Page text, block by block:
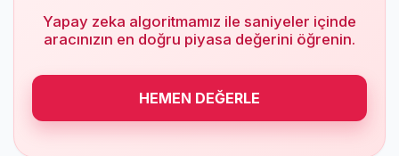
Yapay zeka algoritmamız ile saniyeler içinde
aracınızın en doğru piyasa değerini öğrenin.
HEMEN DEĞERLE